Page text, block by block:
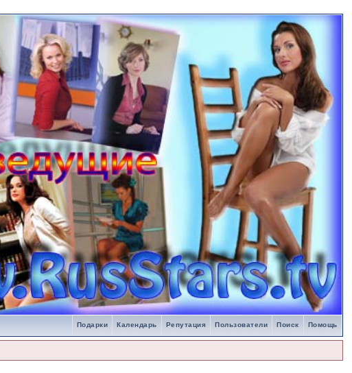
Помощь
Поиск
Пользователи
Репутация
Календарь
Подарки